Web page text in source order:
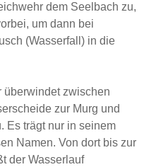
dem Seelbach zu,
um dann bei
(Wasserfall) in die
überwindet zwischen
zur Murg und
Es trägt nur in seinem
Namen. Von dort bis zur
der Wasserlauf